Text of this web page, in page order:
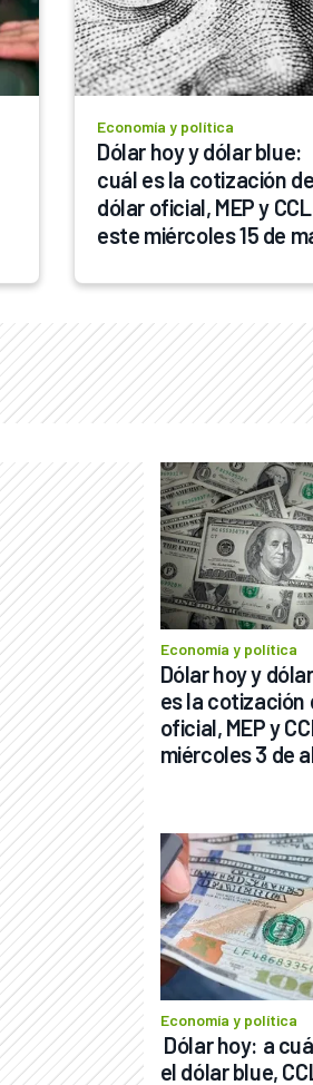
Economía y política
Dólar hoy y dólar blue:
cuál es la cotización
dólar oficial, MEP y CCL
este miércoles 15 de
Economía y política
Dólar hoy y
es la cotización
oficial, MEP y
miércoles 3 de
Economía y política
Dólar hoy: a
el dólar blue,